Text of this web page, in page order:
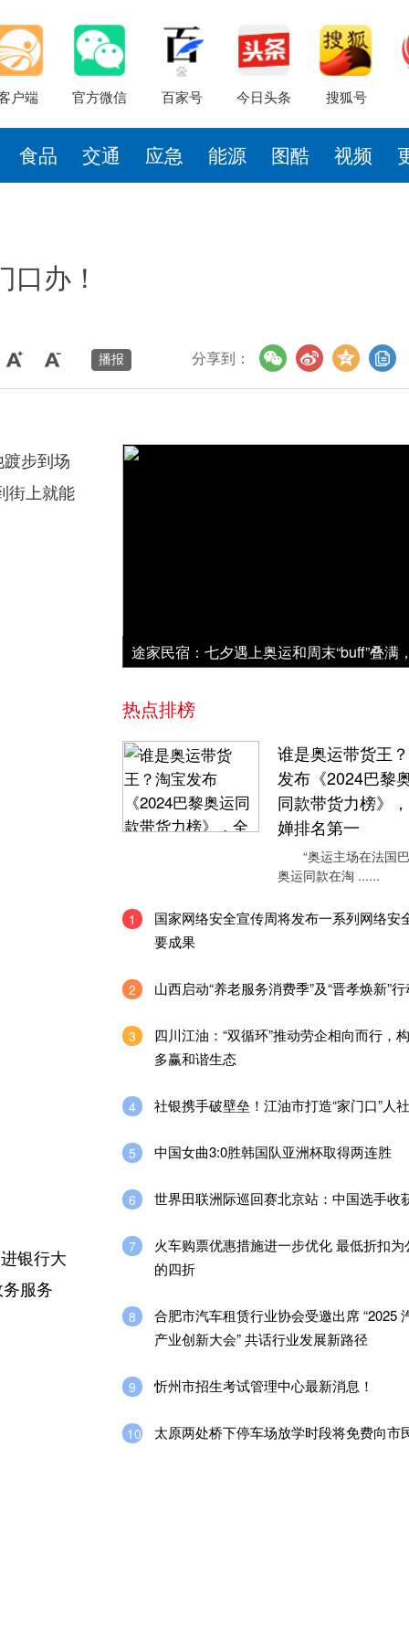
户端 官方微信 百家号 今日头条 搜狐号
食品 交通 应急 能源 图酷 视频
办！
分享到：
步到场
街上就能
银行大
服务
热点排榜
谁是奥运带货王
发布《2024巴黎
同款带货力榜》
婵排名第一
“奥运主场在法国
奥运同款在淘 ......
1
国家网络安全宣传周将发布一系列网络安
要成果
2 山西启动“养老服务消费季”及“晋孝焕新”
3
四川江油：“双循环”推动劳企相向而行，
多赢和谐生态
4 社银携手破壁垒！江油市打造“家门口”人
5 中国女曲3:0胜韩国队亚洲杯取得两连胜
6 世界田联洲际巡回赛北京站：中国选手收
7
火车购票优惠措施进一步优化 最低折扣为
的四折
8
合肥市汽车租赁行业协会受邀出席 “2025
产业创新大会” 共话行业发展新路径
9 忻州市招生考试管理中心最新消息！
10 太原两处桥下停车场放学时段将免费向市